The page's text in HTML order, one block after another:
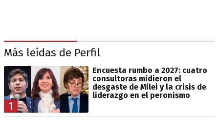
Más leídas de Perfil
1
Encuesta rumbo a 2027: cuatro
consultoras midieron el
desgaste de Milei y la crisis de
liderazgo en el peronismo